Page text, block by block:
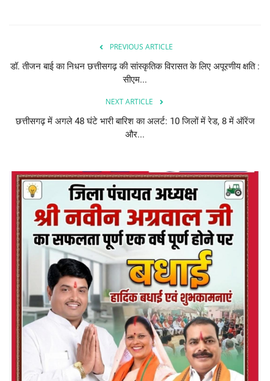
PREVIOUS ARTICLE
डॉ. तीजन बाई का निधन छत्तीसगढ़ की सांस्कृतिक विरासत के लिए अपूरणीय क्षति :
सीएम...
NEXT ARTICLE
छत्तीसगढ़ में अगले 48 घंटे भारी बारिश का अलर्ट: 10 जिलों में रेड, 8 में ऑरेंज
और...